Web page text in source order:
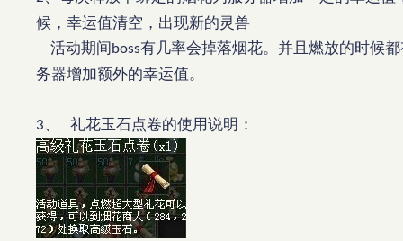
候，幸运值清空，出现新的灵兽
活动期间boss有几率会掉落烟花。并且燃放的时候
务器增加额外的幸运值。
3、 礼花玉石点卷的使用说明：